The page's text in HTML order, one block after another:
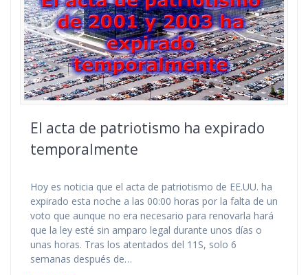
El acta de patriotismo ha expirado
temporalmente
Hoy es noticia que el acta de patriotismo de EE.UU. ha
expirado esta noche a las 00:00 horas por la falta de un
voto que aunque no era necesario para renovarla hará
que la ley esté sin amparo legal durante unos días o
unas horas. Tras los atentados del 11S, solo 6
semanas después de…